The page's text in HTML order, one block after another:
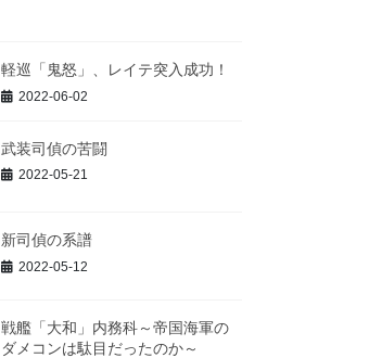
軽巡「鬼怒」、レイテ突入成功！
2022-06-02
武装司偵の苦闘
2022-05-21
新司偵の系譜
2022-05-12
戦艦「大和」内務科～帝国海軍の
ダメコンは駄目だったのか～